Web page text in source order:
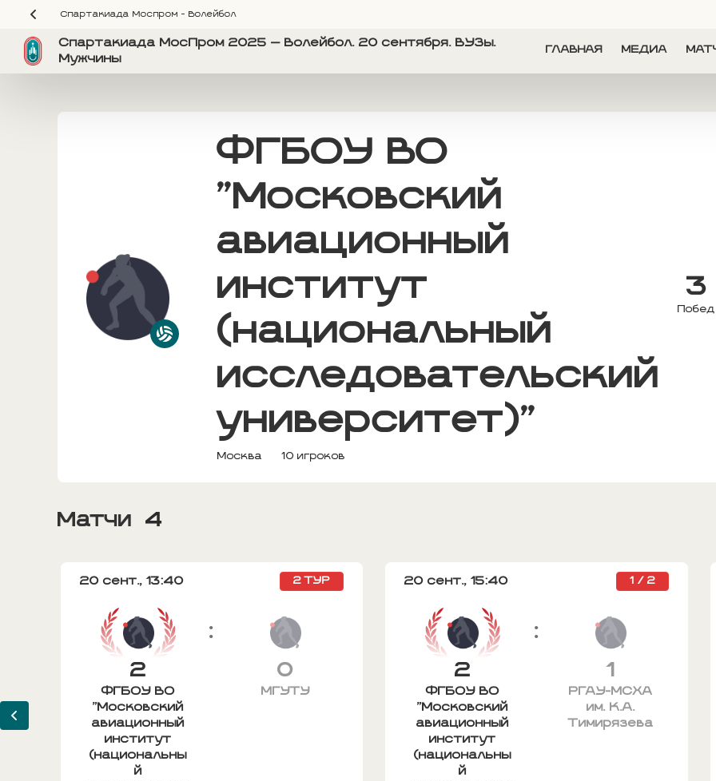
Спартакиада Моспром - Волейбол
Спартакиада МосПром 2025 — Волейбол. 20 сентября. ВУЗы.
Мужчины
ГЛАВНАЯ МЕДИА
ФГБОУ ВО
"Московский
авиационный
институт
(национальный
исследовательский
университет)"
Москва 10 игроков
3
Побед
Матчи 4
20 сент., 13:40 2 ТУР
2
ФГБОУ ВО
"Московский
авиационный
институт
(национальны
й
:
0
МГУТУ
20 сент.,15:40 1 / 2
2
ФГБОУ ВО
"Московский
авиационный
институт
(национальны
й
:
1
РГАУ-МСХА
им. К.А.
Тимирязева